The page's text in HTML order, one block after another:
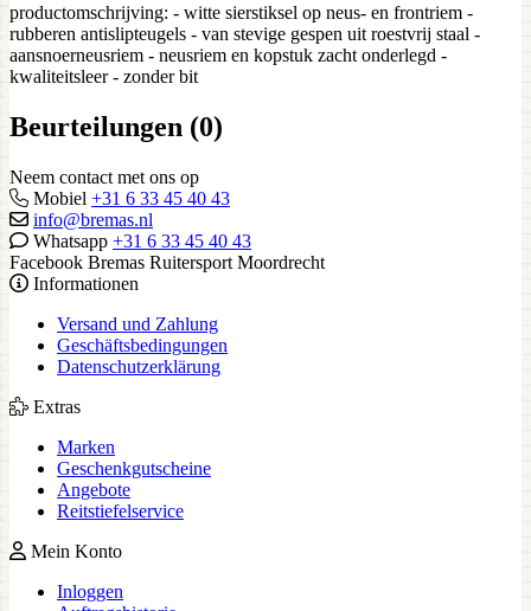
productomschrijving: - witte sierstiksel op neus- en frontriem -
rubberen antislipteugels - van stevige gespen uit roestvrij staal -
aansnoerneusriem - neusriem en kopstuk zacht onderlegd -
kwaliteitsleer - zonder bit
Beurteilungen (0)
Neem contact met ons op
Mobiel +31 6 33 45 40 43
info@bremas.nl
Whatsapp +31 6 33 45 40 43
Facebook Bremas Ruitersport Moordrecht
Informationen
Versand und Zahlung
Geschäftsbedingungen
Datenschutzerklärung
Extras
Marken
Geschenkgutscheine
Angebote
Reitstiefelservice
Mein Konto
Inloggen